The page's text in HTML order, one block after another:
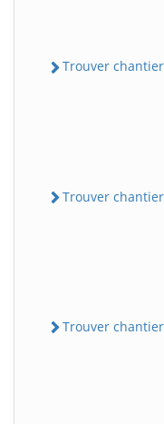
Trouver
Trouver chantier
Trouver chantier